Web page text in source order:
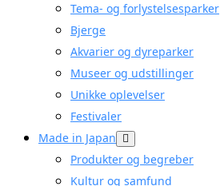
Tema- og forlystelsesparker
Bjerge
Akvarier og dyreparker
Museer og udstillinger
Unikke oplevelser
Festivaler
Made in Japan
Produkter og begreber
Kultur og samfund